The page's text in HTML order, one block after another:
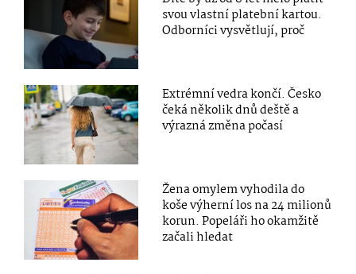
svou vlastní platební kartou.
Odborníci vysvětlují, proč
Extrémní vedra končí. Česko
čeká několik dnů deště a
výrazná změna počasí
Žena omylem vyhodila do
koše výherní los na 24 milionů
korun. Popeláři ho okamžitě
začali hledat